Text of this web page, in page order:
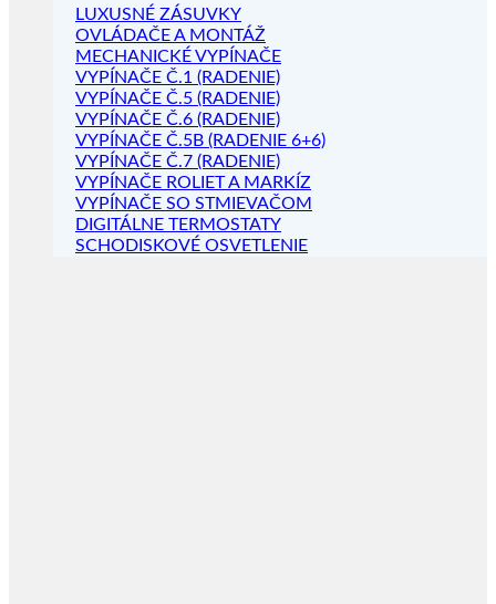
LUXUSNÉ ZÁSUVKY
OVLÁDAČE A MONTÁŽ
MECHANICKÉ VYPÍNAČE
VYPÍNAČE Č.1 (RADENIE)
VYPÍNAČE Č.5 (RADENIE)
VYPÍNAČE Č.6 (RADENIE)
VYPÍNAČE Č.5B (RADENIE 6+6)
VYPÍNAČE Č.7 (RADENIE)
VYPÍNAČE ROLIET A MARKÍZ
VYPÍNAČE SO STMIEVAČOM
DIGITÁLNE TERMOSTATY
SCHODISKOVÉ OSVETLENIE